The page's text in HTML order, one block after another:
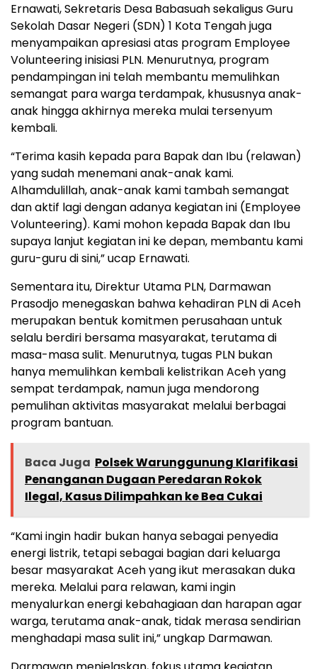
Ernawati, Sekretaris Desa Babasuah sekaligus Guru
Sekolah Dasar Negeri (SDN) 1 Kota Tengah juga
menyampaikan apresiasi atas program Employee
Volunteering inisiasi PLN. Menurutnya, program
pendampingan ini telah membantu memulihkan
semangat para warga terdampak, khususnya anak-
anak hingga akhirnya mereka mulai tersenyum
kembali.
“Terima kasih kepada para Bapak dan Ibu (relawan)
yang sudah menemani anak-anak kami.
Alhamdulillah, anak-anak kami tambah semangat
dan aktif lagi dengan adanya kegiatan ini (Employee
Volunteering). Kami mohon kepada Bapak dan Ibu
supaya lanjut kegiatan ini ke depan, membantu kami
guru-guru di sini,” ucap Ernawati.
Sementara itu, Direktur Utama PLN, Darmawan
Prasodjo menegaskan bahwa kehadiran PLN di Aceh
merupakan bentuk komitmen perusahaan untuk
selalu berdiri bersama masyarakat, terutama di
masa-masa sulit. Menurutnya, tugas PLN bukan
hanya memulihkan kembali kelistrikan Aceh yang
sempat terdampak, namun juga mendorong
pemulihan aktivitas masyarakat melalui berbagai
program bantuan.
Baca Juga Polsek Warunggunung Klarifikasi
Penanganan Dugaan Peredaran Rokok
Ilegal, Kasus Dilimpahkan ke Bea Cukai
“Kami ingin hadir bukan hanya sebagai penyedia
energi listrik, tetapi sebagai bagian dari keluarga
besar masyarakat Aceh yang ikut merasakan duka
mereka. Melalui para relawan, kami ingin
menyalurkan energi kebahagiaan dan harapan agar
warga, terutama anak-anak, tidak merasa sendirian
menghadapi masa sulit ini,” ungkap Darmawan.